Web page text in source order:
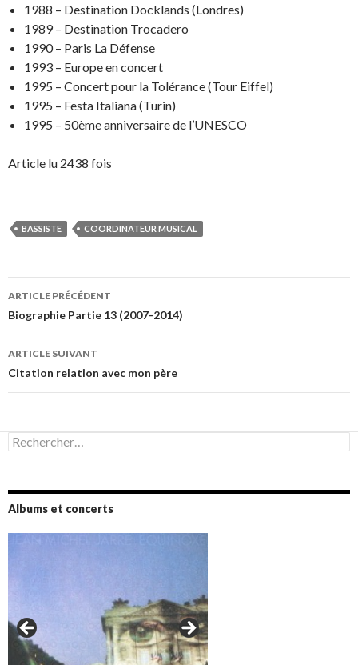
1988 – Destination Docklands (Londres)
1989 – Destination Trocadero
1990 – Paris La Défense
1993 – Europe en concert
1995 – Concert pour la Tolérance (Tour Eiffel)
1995 – Festa Italiana (Turin)
1995 – 50ème anniversaire de l’UNESCO
Article lu 2438 fois
BASSISTE COORDINATEUR MUSICAL
Navigation
des
articles
ARTICLE PRÉCÉDENT
Biographie Partie 13 (2007-2014)
ARTICLE SUIVANT
Citation relation avec mon père
Rechercher :
Albums et concerts